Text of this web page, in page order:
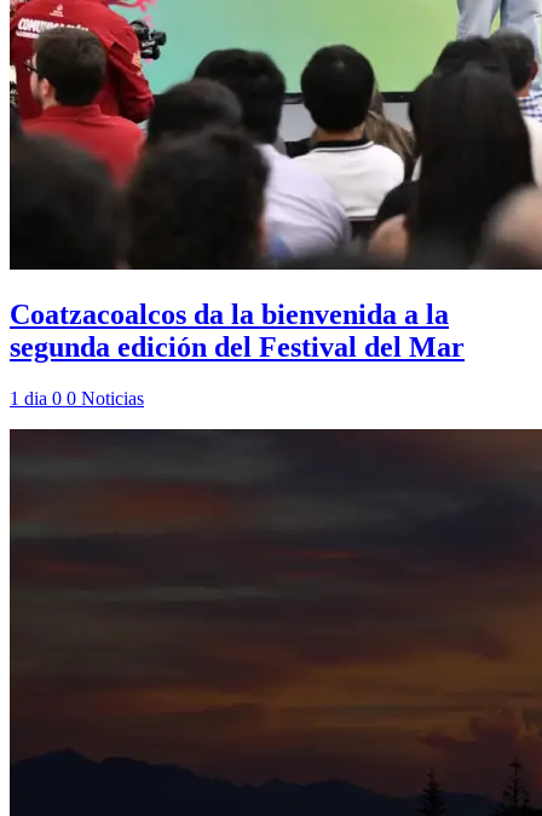
Coatzacoalcos da la bienvenida a la
segunda edición del Festival del Mar
1 dia 0 0 Noticias